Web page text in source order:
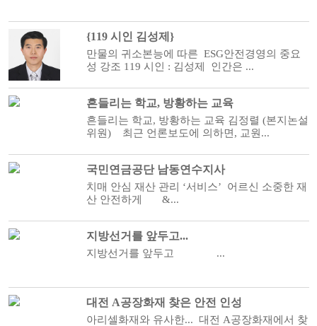
{119 시인 김성제}
만물의 귀소본능에 따른 ESG안전경영의 중요
성 강조 119 시인 : 김성제 인간은 ...
흔들리는 학교, 방황하는 교육
흔들리는 학교, 방황하는 교육 김정렬 (본지논설
위원) 최근 언론보도에 의하면, 교원...
국민연금공단 남동연수지사
치매 안심 재산 관리 ‘서비스’ 어르신 소중한 재
산 안전하게 &...
지방선거를 앞두고...
지방선거를 앞두고 ...
대전 A공장화재 찾은 안전 인성
아리셀화재와 유사한... 대전 A공장화재에서 찾